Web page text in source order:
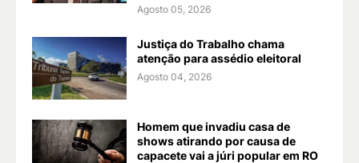
Agosto 05, 2026
Justiça do Trabalho chama
atenção para assédio eleitoral
Agosto 04, 2026
Homem que invadiu casa de
shows atirando por causa de
capacete vai a júri popular em RO